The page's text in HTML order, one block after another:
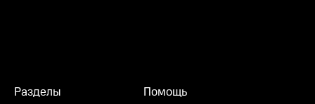
Разделы Помощь